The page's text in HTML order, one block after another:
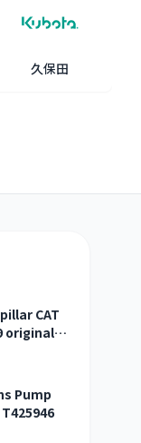
久保田
杰西博
CAT
original
Pump